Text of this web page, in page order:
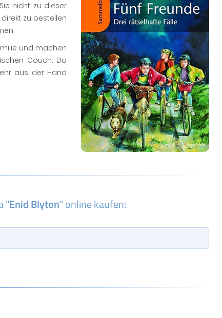
nicht zu dieser
zu bestellen
und machen
Couch. Da
aus der Hand
"Enid Blyton" online kaufen: